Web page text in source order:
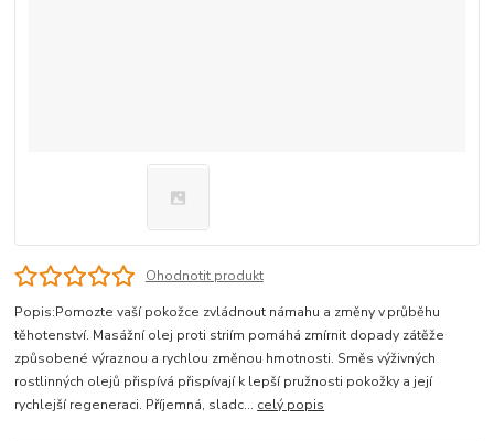
Ohodnotit produkt
Popis:Pomozte vaší pokožce zvládnout námahu a změny v průběhu
těhotenství. Masážní olej proti striím pomáhá zmírnit dopady zátěže
způsobené výraznou a rychlou změnou hmotnosti. Směs výživných
rostlinných olejů přispívá přispívají k lepší pružnosti pokožky a její
rychlejší regeneraci. Příjemná, sladc... celý popis